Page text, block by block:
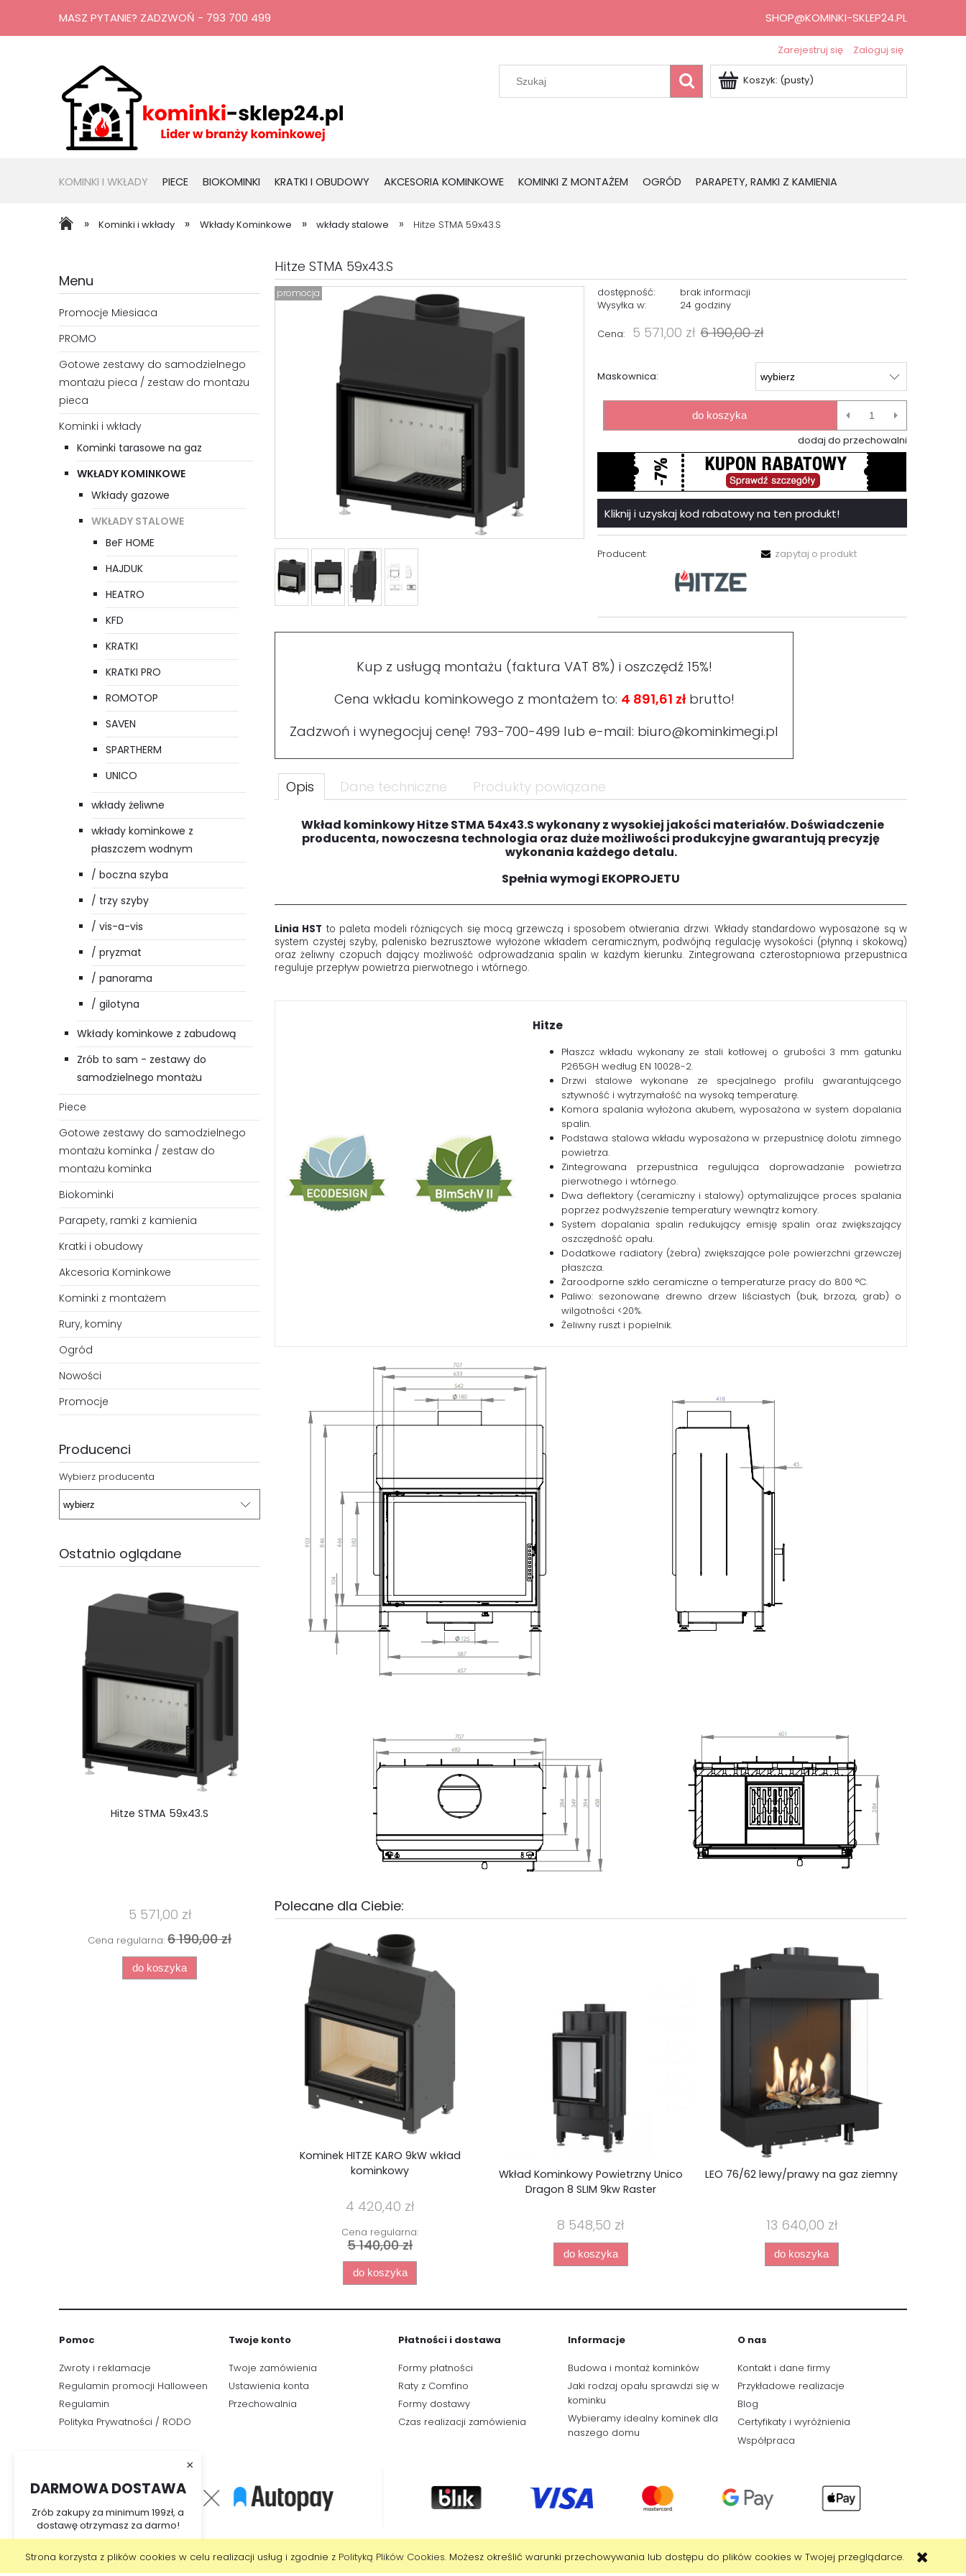
Strona korzysta z plików cookies w celu realizacji usług i zgodnie z Polityką Plików Cookies. Możesz określić warunki przechowywania lub dostępu do plików cookies w Twojej przeglądarce.
Zarejestruj się Zaloguj się
Koszyk: (pusty)
KOMINKI I WKŁADY PIECE BIOKOMINKI KRATKI I OBUDOWY AKCESORIA KOMINKOWE KOMINKI Z MONTAŻEM OGRÓD PARAPETY, RAMKI Z KAMIENIA
RURY, KOMINY PROMOCJE
» Kominki i wkłady » Wkłady Kominkowe » wkłady stalowe » Hitze STMA 59x43.S
MASZ PYTANIE? ZADZWOŃ - 793 700 499 SHOP@KOMINKI-SKLEP24.PL
Menu
Promocje Miesiaca
PROMO
Gotowe zestawy do samodzielnego
montażu pieca / zestaw do montażu
pieca
Kominki i wkłady
Kominki tarasowe na gaz
WKŁADY KOMINKOWE
Wkłady gazowe
WKŁADY STALOWE
BeF HOME
HAJDUK
HEATRO
KFD
KRATKI
KRATKI PRO
ROMOTOP
SAVEN
SPARTHERM
UNICO
wkłady żeliwne
wkłady kominkowe z
płaszczem wodnym
/ boczna szyba
/ trzy szyby
/ vis-a-vis
/ pryzmat
/ panorama
/ gilotyna
Wkłady kominkowe z zabudową
Zrób to sam - zestawy do
samodzielnego montażu
Piece
Gotowe zestawy do samodzielnego
montażu kominka / zestaw do
montażu kominka
Biokominki
Parapety, ramki z kamienia
Kratki i obudowy
Akcesoria Kominkowe
Kominki z montażem
Rury, kominy
Ogród
Nowości
Promocje
Producenci
Wybierz producenta
Ostatnio oglądane
Hitze STMA 59x43.S
5 571,00 zł
Cena regularna: 6 190,00 zł
do koszyka
Hitze STMA 59x43.S
promocja dostępność:
brak informacji
Wysyłka w:
24 godziny
Cena: 5 571,00 zł 6 190,00 zł
Maskownica:
do koszyka
dodaj do przechowalni
Kliknij i uzyskaj kod rabatowy na ten produkt!
Producent: zapytaj o produkt
Kup z usługą montażu (faktura VAT 8%) i oszczędź 15%!
Cena wkładu kominkowego z montażem to: 4 891,61 złbrutto!
Zadzwoń i wynegocjuj cenę! 793-700-499 lub e-mail: biuro@kominkimegi.pl
Opis Dane techniczne Produkty powiązane
Wkład kominkowy Hitze STMA 54x43.S wykonany z wysokiej jakości materiałów. Doświadczenie
producenta, nowoczesna technologia oraz duże możliwości pro­dukcyjne gwarantują precyzję
wykonania każdego detalu.
Spełnia wymogi EKOPROJETU
Linia HST to paleta modeli różniących się mocą grzewczą i sposobem otwierania drzwi. Wkłady standardowo wyposażone są w
system czystej szyby, palenisko bezrusztowe wyłożone wkładem ceramicznym, podwójną regulację wysokości (płynną i skokową)
oraz żeliwny czopuch dający możliwość odprowadzania spalin w każdym kierunku. Zintegrowana czterostopniowa przepustnica
reguluje przepływ powietrza pierwotnego i wtórnego.
Hitze
Płaszcz wkładu wykonany ze stali kotłowej o grubości 3 mm gatunku
P265GH według EN 10028-2.
Drzwi stalowe wykonane ze specjalnego profilu gwarantującego
sztywność i wytrzymałość na wysoką temperaturę.
Komora spalania wyłożona akubem, wyposażona w system dopalania
spalin.
Podstawa stalowa wkładu wyposażona w przepustnicę dolotu zimnego
powietrza.
Zintegrowana przepustnica regulująca doprowadzanie powietrza
pierwotnego i wtórnego.
Dwa deflektory (ceramiczny i stalowy) optymalizujące proces spalania
poprzez podwyższenie temperatury wewnątrz komory.
System dopalania spalin redukujący emisję spalin oraz zwiększający
oszczędność opału.
Dodatkowe radiatory (żebra) zwiększające pole powierzchni grzewczej
płaszcza.
Żaroodporne szkło ceramiczne o temperaturze pracy do 800 °C.
Paliwo: sezonowane drewno drzew liściastych (buk, brzoza, grab) o
wilgotności <20%.
Żeliwny ruszt i popielnik.
Polecane dla Ciebie:
Kominek HITZE KARO 9kW wkład
kominkowy
4 420,40 zł
Cena regularna:
5 140,00 zł
do koszyka
Wkład Kominkowy Powietrzny Unico
Dragon 8 SLIM 9kw Raster
8 548,50 zł
do koszyka
LEO 76/62 lewy/prawy na gaz ziemny
13 640,00 zł
do koszyka
×
DARMOWA DOSTAWA
Zrób zakupy za minimum 199zł, a
dostawę otrzymasz za darmo!
Pomoc
Zwroty i reklamacje
Regulamin promocji Halloween
Regulamin
Polityka Prywatności / RODO
Twoje konto
Twoje zamówienia
Ustawienia konta
Przechowalnia
Płatności i dostawa
Formy płatności
Raty z Comfino
Formy dostawy
Czas realizacji zamówienia
Informacje
Budowa i montaż kominków
Jaki rodzaj opału sprawdzi się w
kominku
Wybieramy idealny kominek dla
naszego domu
O nas
Kontakt i dane firmy
Przykładowe realizacje
Blog
Certyfikaty i wyróżnienia
Współpraca